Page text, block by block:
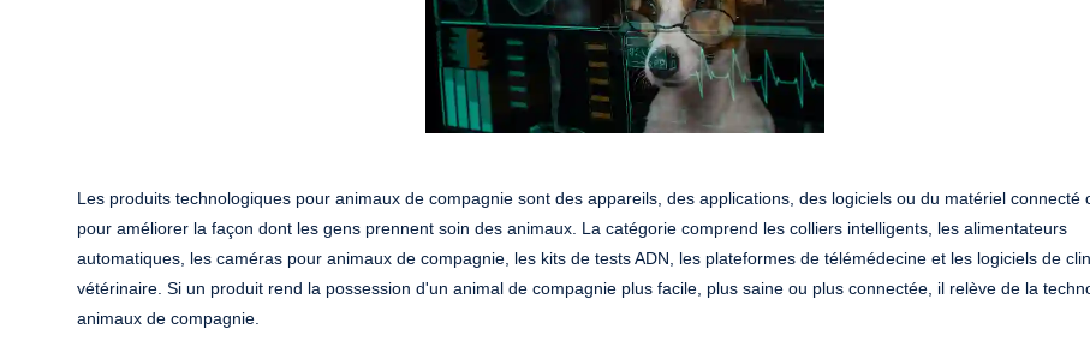
Les produits technologiques pour animaux de compagnie sont des appareils, des applications, des logiciels ou du matériel connecté
pour améliorer la façon dont les gens prennent soin des animaux. La catégorie comprend les colliers intelligents, les alimentateurs
automatiques, les caméras pour animaux de compagnie, les kits de tests ADN, les plateformes de télémédecine et les logiciels de
vétérinaire. Si un produit rend la possession d'un animal de compagnie plus facile, plus saine ou plus connectée, il relève de la
animaux de compagnie.